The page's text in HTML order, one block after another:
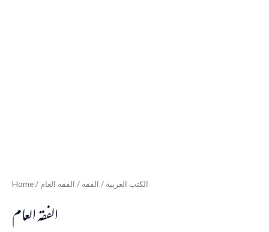
Home/ الكتب العربية / الفقه / الفقه العام
الفقه العام